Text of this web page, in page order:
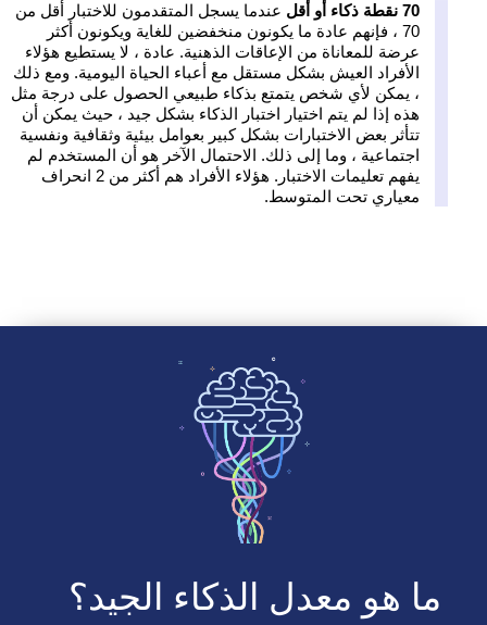
عندما يسجل المتقدمون للاختبار أقل من
70 ، فإنهم عادة ما يكونون منخفضين للغاية ويكونون أكثر
عرضة للمعاناة من الإعاقات الذهنية. عادة ، لا يستطيع هؤلاء
الأفراد العيش بشكل مستقل مع أعباء الحياة اليومية. ومع ذلك
، يمكن لأي شخص يتمتع بذكاء طبيعي الحصول على درجة مثل
هذه إذا لم يتم اختيار اختبار الذكاء بشكل جيد ، حيث يمكن أن
تتأثر بعض الاختبارات بشكل كبير بعوامل بيئية وثقافية ونفسية
اجتماعية ، وما إلى ذلك. الاحتمال الآخر هو أن المستخدم لم
يفهم تعليمات الاختبار. هؤلاء الأفراد هم أكثر من 2 انحراف
معياري تحت المتوسط.
ما هو معدل الذكاء الجيد؟